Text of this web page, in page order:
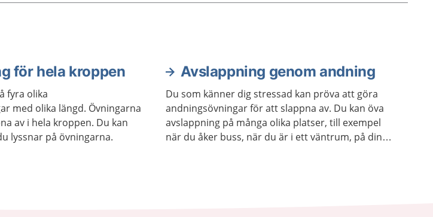
för hela kroppen
fyra olika
med olika längd. Övningarna
av i hela kroppen. Du kan
lyssnar på övningarna.
Avslappning genom andning
Du som känner dig stressad kan pröva att göra
andningsövningar för att slappna av. Du kan öva
avslappning på många olika platser, till exempel
när du åker buss, när du är i ett väntrum, på din